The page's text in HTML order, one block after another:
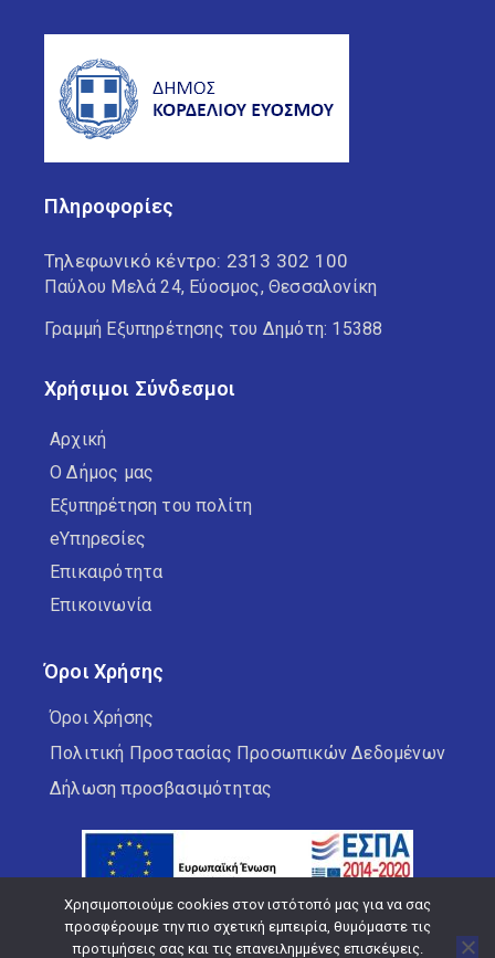
Πληροφορίες
Τηλεφωνικό κέντρο: 2313 302 100
Παύλου Μελά 24, Εύοσμος, Θεσσαλονίκη
Γραμμή Εξυπηρέτησης του Δημότη: 15388
Χρήσιμοι Σύνδεσμοι
Αρχική
Ο Δήμος μας
Εξυπηρέτηση του πολίτη
eΥπηρεσίες
Επικαιρότητα
Επικοινωνία
Όροι Χρήσης
Όροι Χρήσης
Πολιτική Προστασίας Προσωπικών Δεδομένων
Δήλωση προσβασιμότητας
Χρησιμοποιούμε cookies στον ιστότοπό μας για να σας
προσφέρουμε την πιο σχετική εμπειρία, θυμόμαστε τις
προτιμήσεις σας και τις επανειλημμένες επισκέψεις.